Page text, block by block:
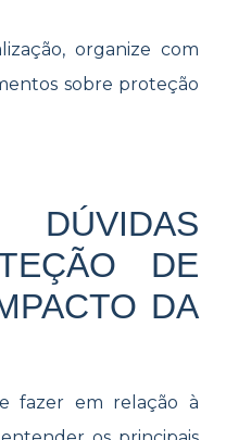
organize com
sobre proteção
DE
DA
fazer em relação à